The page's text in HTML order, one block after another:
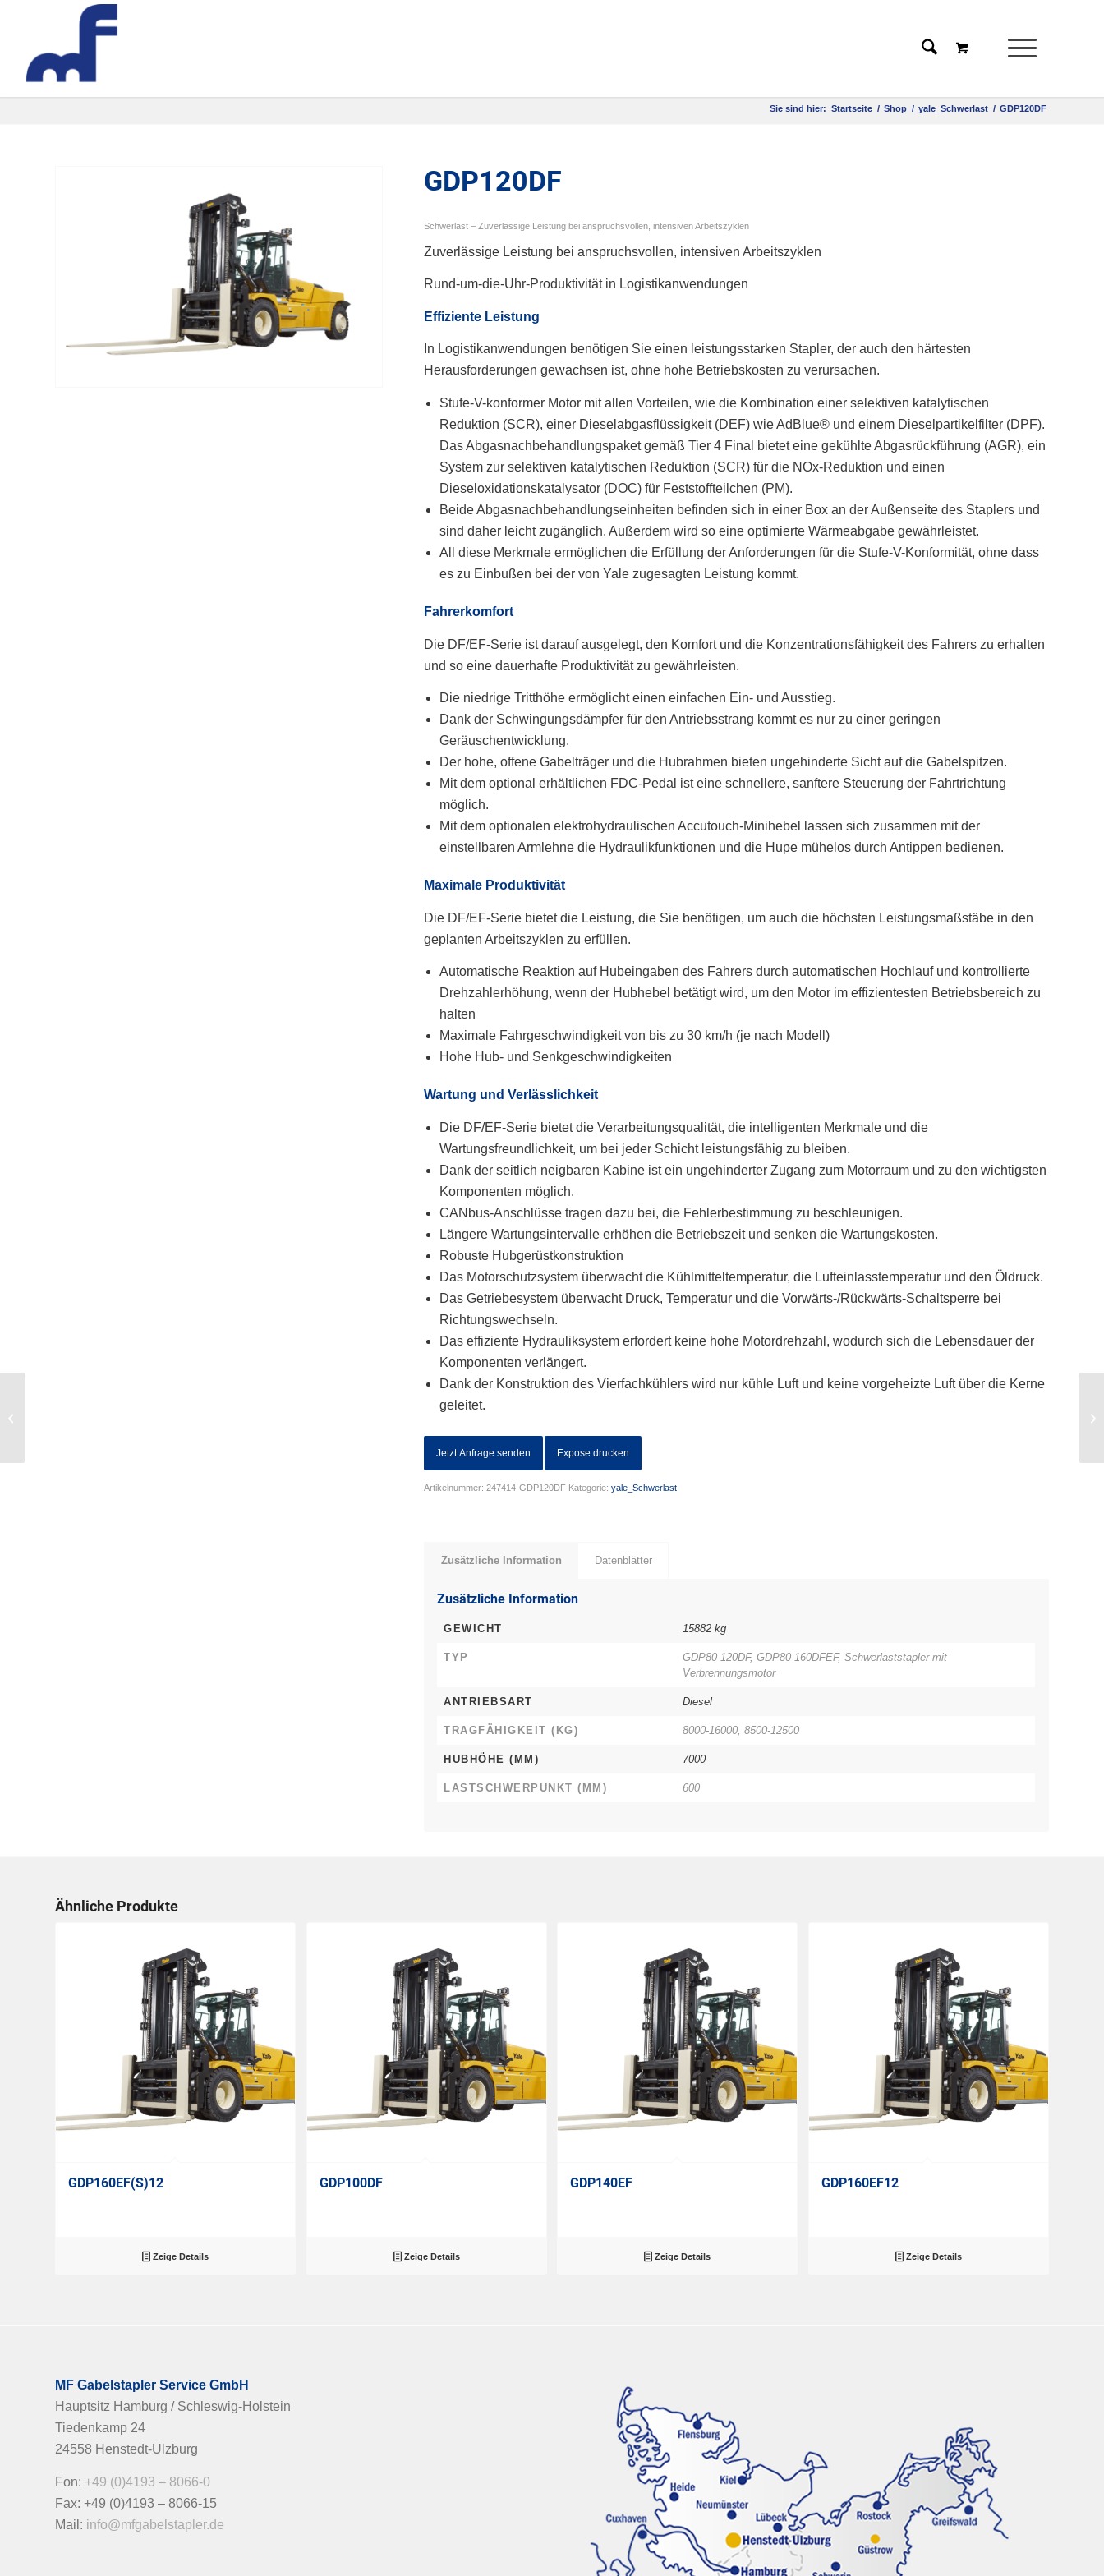
Sie sind hier: Startseite / Shop / yale_Schwerlast / GDP120DF
GDP120DF
Schwerlast – Zuverlässige Leistung bei anspruchsvollen, intensiven Arbeitszyklen
Zuverlässige Leistung bei anspruchsvollen, intensiven Arbeitszyklen
Rund-um-die-Uhr-Produktivität in Logistikanwendungen
Effiziente Leistung
In Logistikanwendungen benötigen Sie einen leistungsstarken Stapler, der auch den härtesten
Herausforderungen gewachsen ist, ohne hohe Betriebskosten zu verursachen.
Stufe-V-konformer Motor mit allen Vorteilen, wie die Kombination einer selektiven katalytischen
Reduktion (SCR), einer Dieselabgasflüssigkeit (DEF) wie AdBlue® und einem Dieselpartikelfilter (DPF).
Das Abgasnachbehandlungspaket gemäß Tier 4 Final bietet eine gekühlte Abgasrückführung (AGR), ein
System zur selektiven katalytischen Reduktion (SCR) für die NOx-Reduktion und einen
Dieseloxidationskatalysator (DOC) für Feststoffteilchen (PM).
Beide Abgasnachbehandlungseinheiten befinden sich in einer Box an der Außenseite des Staplers und
sind daher leicht zugänglich. Außerdem wird so eine optimierte Wärmeabgabe gewährleistet.
All diese Merkmale ermöglichen die Erfüllung der Anforderungen für die Stufe-V-Konformität, ohne dass
es zu Einbußen bei der von Yale zugesagten Leistung kommt.
Fahrerkomfort
Die DF/EF-Serie ist darauf ausgelegt, den Komfort und die Konzentrationsfähigkeit des Fahrers zu erhalten
und so eine dauerhafte Produktivität zu gewährleisten.
Die niedrige Tritthöhe ermöglicht einen einfachen Ein- und Ausstieg.
Dank der Schwingungsdämpfer für den Antriebsstrang kommt es nur zu einer geringen
Geräuschentwicklung.
Der hohe, offene Gabelträger und die Hubrahmen bieten ungehinderte Sicht auf die Gabelspitzen.
Mit dem optional erhältlichen FDC-Pedal ist eine schnellere, sanftere Steuerung der Fahrtrichtung
möglich.
Mit dem optionalen elektrohydraulischen Accutouch-Minihebel lassen sich zusammen mit der
einstellbaren Armlehne die Hydraulikfunktionen und die Hupe mühelos durch Antippen bedienen.
Maximale Produktivität
Die DF/EF-Serie bietet die Leistung, die Sie benötigen, um auch die höchsten Leistungsmaßstäbe in den
geplanten Arbeitszyklen zu erfüllen.
Automatische Reaktion auf Hubeingaben des Fahrers durch automatischen Hochlauf und kontrollierte
Drehzahlerhöhung, wenn der Hubhebel betätigt wird, um den Motor im effizientesten Betriebsbereich zu
halten
Maximale Fahrgeschwindigkeit von bis zu 30 km/h (je nach Modell)
Hohe Hub- und Senkgeschwindigkeiten
Wartung und Verlässlichkeit
Die DF/EF-Serie bietet die Verarbeitungsqualität, die intelligenten Merkmale und die
Wartungsfreundlichkeit, um bei jeder Schicht leistungsfähig zu bleiben.
Dank der seitlich neigbaren Kabine ist ein ungehinderter Zugang zum Motorraum und zu den wichtigsten
Komponenten möglich.
CANbus-Anschlüsse tragen dazu bei, die Fehlerbestimmung zu beschleunigen.
Längere Wartungsintervalle erhöhen die Betriebszeit und senken die Wartungskosten.
Robuste Hubgerüstkonstruktion
Das Motorschutzsystem überwacht die Kühlmitteltemperatur, die Lufteinlasstemperatur und den Öldruck.
Das Getriebesystem überwacht Druck, Temperatur und die Vorwärts-/Rückwärts-Schaltsperre bei
Richtungswechseln.
Das effiziente Hydrauliksystem erfordert keine hohe Motordrehzahl, wodurch sich die Lebensdauer der
Komponenten verlängert.
Dank der Konstruktion des Vierfachkühlers wird nur kühle Luft und keine vorgeheizte Luft über die Kerne
geleitet.
Jetzt Anfrage senden Expose drucken
Artikelnummer:247414-GDP120DF Kategorie:yale_Schwerlast
Zusätzliche Information Datenblätter
Zusätzliche Information
GEWICHT 15882 kg
TYP
GDP80-120DF, GDP80-160DFEF, Schwerlaststapler mit
Verbrennungsmotor
ANTRIEBSART Diesel
TRAGFÄHIGKEIT (KG) 8000-16000, 8500-12500
HUBHÖHE (MM) 7000
LASTSCHWERPUNKT (MM) 600
Ähnliche Produkte
GDP160EF(S)12
Zeige Details
GDP100DF
Zeige Details
GDP140EF
Zeige Details
GDP160EF12
Zeige Details
MF Gabelstapler Service GmbH
Hauptsitz Hamburg / Schleswig-Holstein
Tiedenkamp 24
24558 Henstedt-Ulzburg
Fon: +49 (0)4193 – 8066-0
Fax: +49 (0)4193 – 8066-15
Mail: info@mfgabelstapler.de